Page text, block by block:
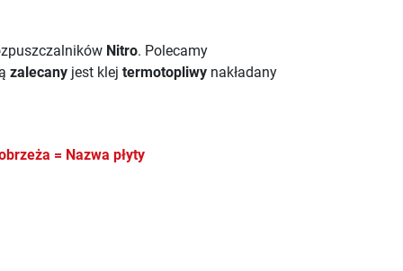
Nitro. Polecamy
zalecany jest klej termotopliwy nakładany
= Nazwa płyty